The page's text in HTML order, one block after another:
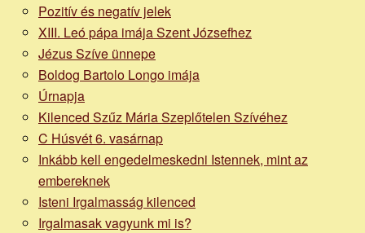
Pozitív és negatív jelek
XIII. Leó pápa imája Szent Józsefhez
Jézus Szíve ünnepe
Boldog Bartolo Longo imája
Úrnapja
Kilenced Szűz Mária Szeplőtelen Szívéhez
C Húsvét 6. vasárnap
Inkább kell engedelmeskedni Istennek, mint az
embereknek
Isteni Irgalmasság kilenced
Irgalmasak vagyunk mi is?